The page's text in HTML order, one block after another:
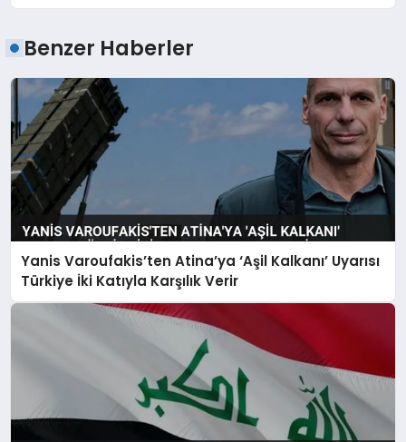
Benzer Haberler
Yanis Varoufakis’ten Atina’ya ‘Aşil Kalkanı’ Uyarısı
Türkiye İki Katıyla Karşılık Verir